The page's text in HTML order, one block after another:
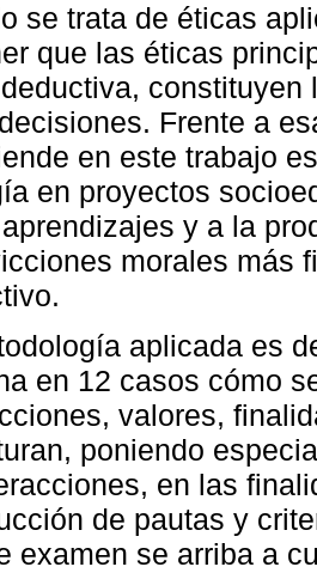
se trata de éticas
que las éticas
Frente a
en este trabajo
en proyectos
y a la
morales más
aplicada es
en 12 casos cómo
valores,
poniendo
en las
de pautas y
examen se arriba a